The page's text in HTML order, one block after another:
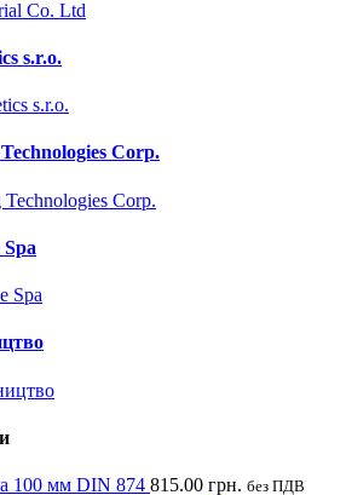
s.r.o.
Corp.
100 мм DIN 874 815.00 грн. без ПДВ